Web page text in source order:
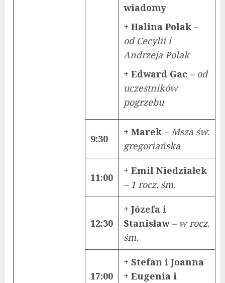
wiadomy
+ Halina Polak –
od Cecylii i
Andrzeja Polak
+ Edward Gac – od
uczestników
pogrzebu
9:30
+ Marek – Msza św.
gregoriańska
11:00
+ Emil Niedziałek
– 1 rocz. śm.
12:30
+ Józefa i
Stanisław – w rocz.
śm.
17:00
+ Stefan i Joanna
+ Eugenia i